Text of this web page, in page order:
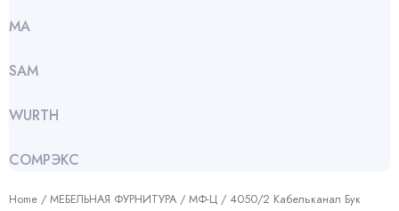
МА
SАМ
WURTH
СОМРЭКС
Home / МЕБЕЛЬНАЯ ФУРНИТУРА / МФ-Ц / 4050/2 Кабельканал Бук